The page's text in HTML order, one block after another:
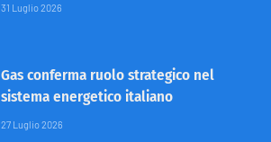
31 Luglio 2026
Gas conferma ruolo strategico nel
sistema energetico italiano
27 Luglio 2026